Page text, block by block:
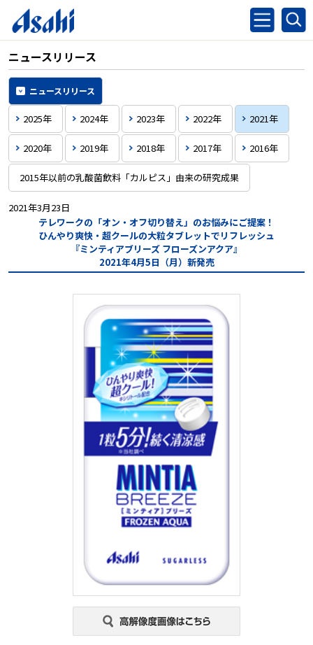
ニュースリリース
ニュースリリース
2025年 2024年 2023年 2022年 2021年
2020年 2019年 2018年 2017年 2016年
2015年以前の乳酸菌飲料「カルピス」由来の研究成果
2021年3月23日
テレワークの「オン・オフ切り替え」のお悩みにご提案！
ひんやり爽快・超クールの大粒タブレットでリフレッシュ
『ミンティアブリーズ フローズンアクア』
2021年4月5日（月）新発売